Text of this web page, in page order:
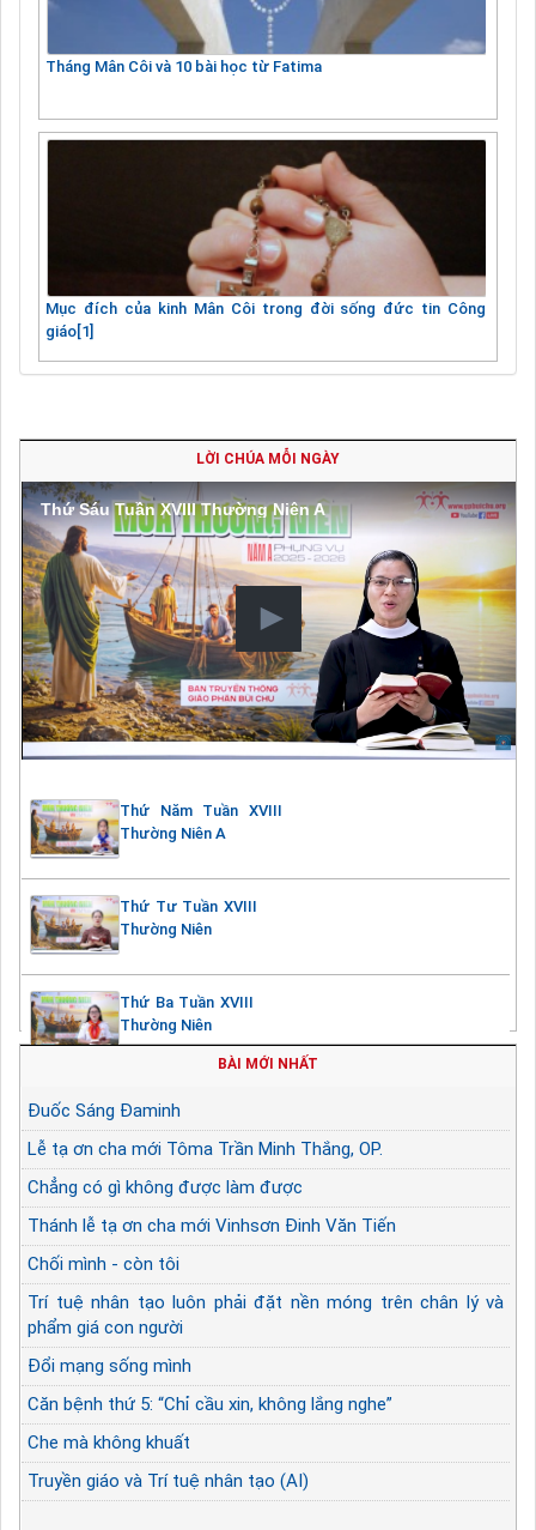
Tháng Mân Côi và 10 bài học từ Fatima
Mục đích của kinh Mân Côi trong đời sống đức tin Công
giáo[1]
LỜI CHÚA MỖI NGÀY
Thứ Sáu Tuần XVIII Thường Niên A
Thứ Năm Tuần XVIII
Thường Niên A
Thứ Tư Tuần XVIII
Thường Niên
Thứ Ba Tuần XVIII
Thường Niên
BÀI MỚI NHẤT
Đuốc Sáng Đaminh
Lễ tạ ơn cha mới Tôma Trần Minh Thắng, OP.
Chẳng có gì không được làm được
Thánh lễ tạ ơn cha mới Vinhsơn Đinh Văn Tiến
Chối mình - còn tôi
Trí tuệ nhân tạo luôn phải đặt nền móng trên chân lý và
phẩm giá con người
Đổi mạng sống mình
Căn bệnh thứ 5: “Chỉ cầu xin, không lắng nghe”
Che mà không khuất
Truyền giáo và Trí tuệ nhân tạo (AI)